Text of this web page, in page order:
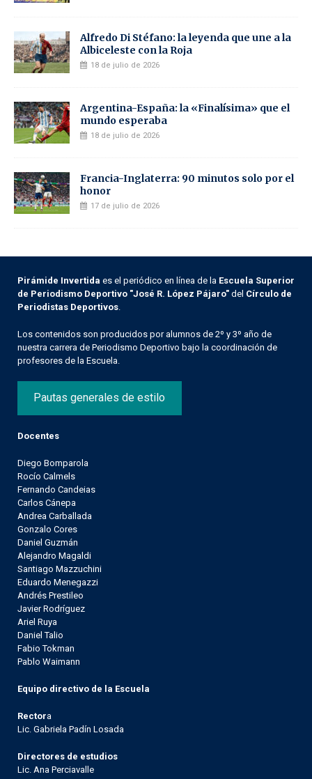
Alfredo Di Stéfano: la leyenda que une a la
Albiceleste con la Roja
18 de julio de 2026
Argentina-España: la «Finalísima» que el
mundo esperaba
18 de julio de 2026
Francia-Inglaterra: 90 minutos solo por el
honor
17 de julio de 2026
Pirámide Invertida es el periódico en línea de la Escuela Superior
de Periodismo Deportivo "José R. López Pájaro" del Círculo de
Periodistas Deportivos
Los contenidos son producidos por alumnos de 2º y 3º año de
nuestra carrera de Periodismo Deportivo bajo la coordinación de
profesores de la Escuela.
Pautas generales de estilo
Docentes
Diego Bomparola
Rocío Calmels
Fernando Candeias
Carlos Cánepa
Andrea Carballada
Gonzalo Cores
Daniel Guzmán
Alejandro Magaldi
Santiago Mazzuchini
Eduardo Menegazzi
Andrés Prestileo
Javier Rodríguez
Ariel Ruya
Daniel Talio
Fabio Tokman
Pablo Waimann
Equipo directivo de la Escuela
Rectora
Lic. Gabriela Padín Losada
Directores de estudios
Lic. Ana Perciavalle